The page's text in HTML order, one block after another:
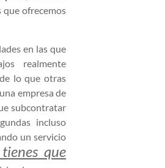
ofrecemos
en las que
realmente
lo que otras
empresa de
subcontratar
incluso
un servicio
que